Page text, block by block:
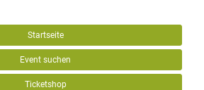
Startseite
Event suchen
Ticketshop